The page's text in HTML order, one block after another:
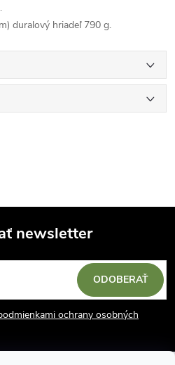
duralový hriadeľ 790 g.
newsletter
ochrany osobných
ODOBERAŤ